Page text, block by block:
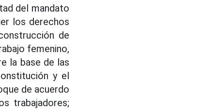
del mandato
los derechos
de
femenino,
la base de las
y el
de acuerdo
trabajadores;